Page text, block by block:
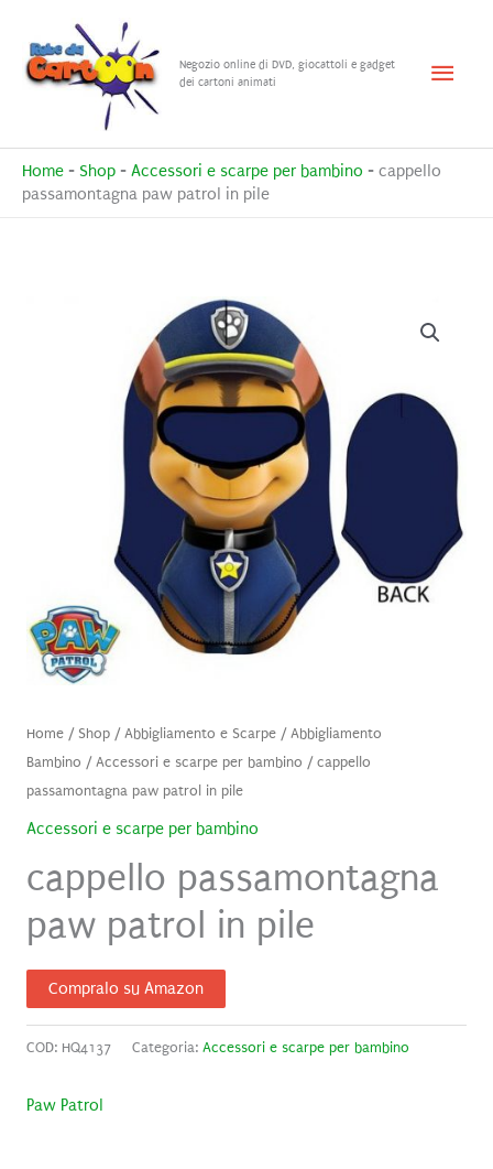
contenuto
Negozio online di DVD, giocattoli e gadget
dei cartoni animati
Menu
Home - Shop - Accessori e scarpe per bambino - cappello
passamontagna paw patrol in pile
Home/ Shop/Abbigliamento e Scarpe/Abbigliamento
Bambino /Accessori e scarpe per bambino / cappello
passamontagna paw patrol in pile
Accessori e scarpe per bambino
cappello passamontagna
paw patrol in pile
Compralo su Amazon
COD: HQ4137 Categoria: Accessori e scarpe per bambino
Paw Patrol